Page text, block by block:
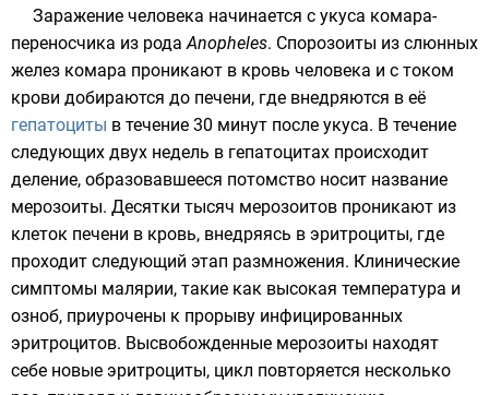
Заражение человека начинается с укуса комара-
переносчика из родаAnopheles. Спорозоиты из слюнных
желез комара проникают в кровь человека и с током
крови добираются до печени, где внедряются в её
гепатоциты в течение 30 минут после укуса. В течение
следующих двух недель в гепатоцитах происходит
деление, образовавшееся потомство носит название
мерозоиты. Десятки тысяч мерозоитов проникают из
клеток печени в кровь, внедряясь в эритроциты, где
проходит следующий этап размножения. Клинические
симптомы малярии, такие как высокая температура и
озноб, приурочены к прорыву инфицированных
эритроцитов. Высвобожденные мерозоиты находят
себе новые эритроциты, цикл повторяется несколько